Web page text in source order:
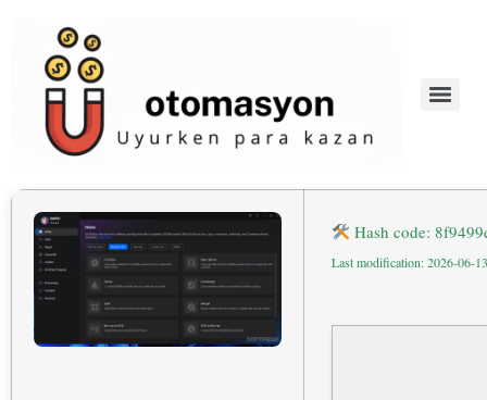
Hash code:
Last modification: 2026-06-13